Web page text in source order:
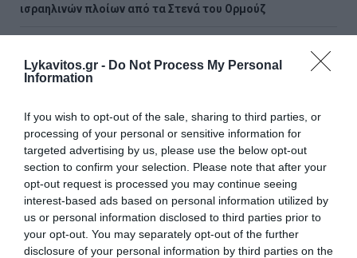
Lykavitos.gr - Do Not Process My Personal
Information
If you wish to opt-out of the sale, sharing to third parties, or
processing of your personal or sensitive information for
targeted advertising by us, please use the below opt-out
section to confirm your selection. Please note that after your
opt-out request is processed you may continue seeing
interest-based ads based on personal information utilized by
us or personal information disclosed to third parties prior to
your opt-out. You may separately opt-out of the further
disclosure of your personal information by third parties on the
ισραηλινών πλοίων από τα Στενά του Ορμούζ
Η Χώρα Σκύρου
Εορτολόγιο: Ποιοι γιορτάζουν σήμερα
ΟΛΕΣ ΟΙ ΕΙΔΗΣΕΙΣ →
διαβάστε ακόμη